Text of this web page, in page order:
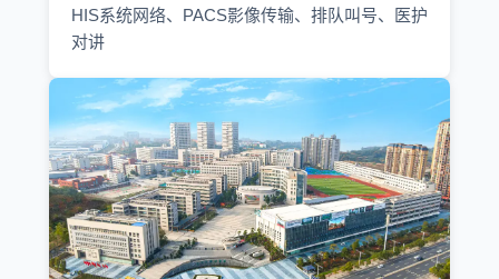
HIS系统网络、PACS影像传输、排队叫号、医护
对讲